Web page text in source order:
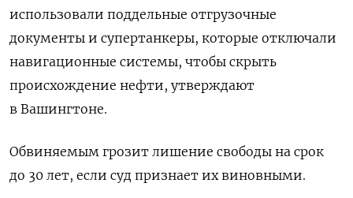
использовали поддельные отгрузочные
документы и супертанкеры, которые отключали
навигационные системы, чтобы скрыть
происхождение нефти, утверждают
в Вашингтоне.
Обвиняемым грозит лишение свободы на срок
до 30 лет, если суд признает их виновными.